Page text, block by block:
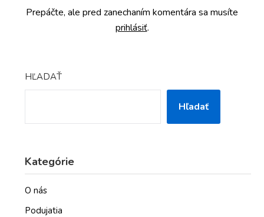
Prepáčte, ale pred zanechaním komentára sa musíte
prihlásiť.
HĽADAŤ
Hľadať
Kategórie
O nás
Podujatia